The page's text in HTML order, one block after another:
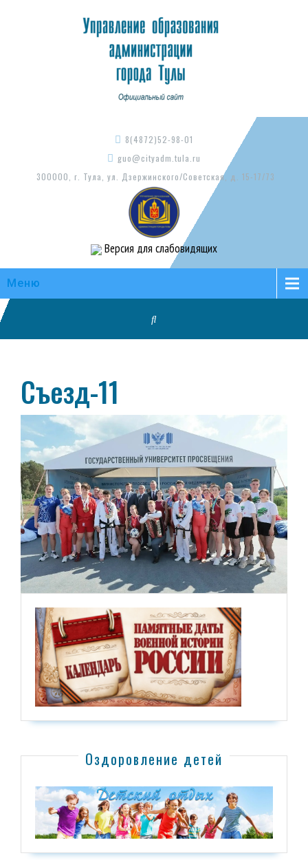
8(4872)52-98-01
guo@cityadm.tula.ru
300000, г. Тула, ул. Дзержинского/Советская, д. 15-17/73
Версия для слабовидящих
Меню
Съезд-11
Оздоровление детей